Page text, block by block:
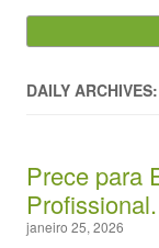
DAILY
Prece para
Profissional.
janeiro 25, 2026